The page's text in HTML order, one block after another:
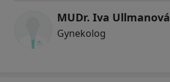
MUDr. Iva Ullmanová
Gynekolog